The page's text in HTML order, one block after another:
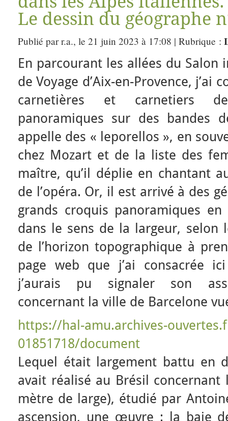
Le dessin du géographe
Publié par r.a., le 21 juin 2023 à 17:08 | Rubrique :
En parcourant les allées du Salon
de Voyage d’Aix-en-Provence, j’ai
carnetières et carnetiers
panoramiques sur des bandes
appelle des « leporellos », en
chez Mozart et de la liste des
maître, qu’il déplie en chantant
de l’opéra. Or, il est arrivé à des
grands croquis panoramiques
dans le sens de la largeur, selon
de l’horizon topographique à
page web que j’ai consacrée
j’aurais pu signaler son
concernant la ville de Barcelone
https://hal-amu.archives-
01851718/document
Lequel était largement battu en
avait réalisé au Brésil concernant
mètre de large), étudié par
ascension, une œuvre : la baie